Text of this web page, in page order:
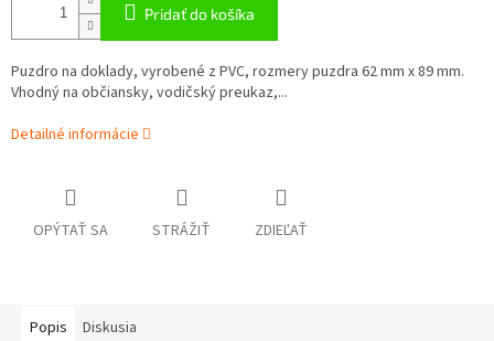
Pridať do košíka
Puzdro na doklady, vyrobené z PVC, rozmery puzdra 62 mm x 89 mm.
Vhodný na občiansky, vodičský preukaz,...
Detailné informácie
OPÝTAŤ SA STRÁŽIŤ ZDIEĽAŤ
Popis Diskusia